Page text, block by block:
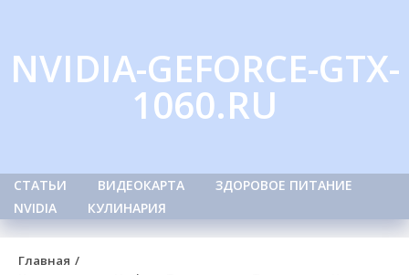
content
NVIDIA-GEFORCE-GTX-
1060.RU
СТАТЬИ ВИДЕОКАРТА
ЗДОРОВОЕ ПИТАНИЕ
NVIDIA
КУЛИНАРИЯ
Главная